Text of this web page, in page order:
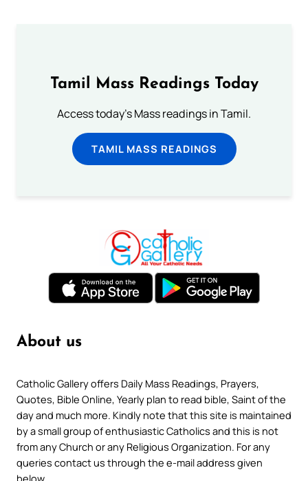
Tamil Mass Readings Today
Access today's Mass readings in Tamil.
TAMIL MASS READINGS
About us
Catholic Gallery offers Daily Mass Readings, Prayers,
Quotes, Bible Online, Yearly plan to read bible, Saint of the
day and much more. Kindly note that this site is maintained
by a small group of enthusiastic Catholics and this is not
from any Church or any Religious Organization. For any
queries contact us through the e-mail address given